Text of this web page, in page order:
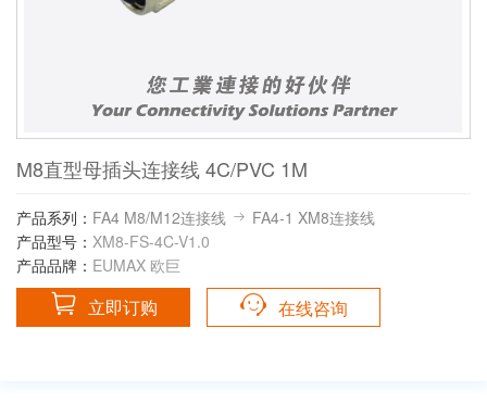
M8直型母插头连接线 4C/PVC 1M
产品系列： FA4 M8/M12连接线
FA4-1 XM8连接线
产品型号： XM8-FS-4C-V1.0
产品品牌： EUMAX 欧巨
立即订购 在线咨询